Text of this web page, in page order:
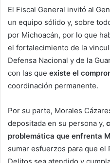
El Fiscal General invitó al
un equipo sólido y, sobre
por Michoacán, por lo que
el fortalecimiento de la
Defensa Nacional y de la
con las que existe el
coordinación permanente.
Por su parte, Morales
depositada en su persona y,
problemática que enfrenta
sumar esfuerzos para que el
Delitos sea atendido y